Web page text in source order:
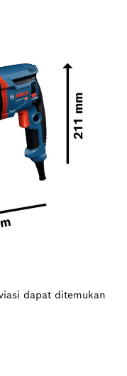
dapat ditemukan